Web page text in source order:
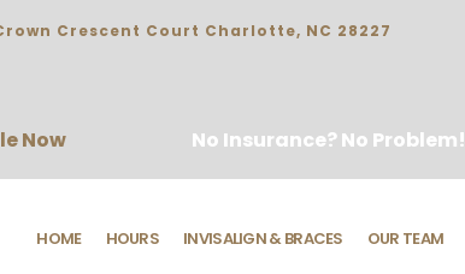
Crescent Court Charlotte, NC 28227
Now No Insurance? No Problem!
HOME HOURS INVISALIGN & BRACES OUR TEAM